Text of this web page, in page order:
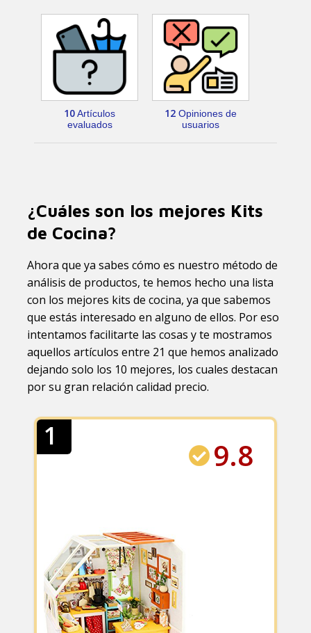
10Artículos
evaluados
12 Opiniones de
usuarios
¿Cuáles son los mejores Kits
de Cocina?
Ahora que ya sabes cómo es nuestro método de
análisis de productos, te hemos hecho una lista
con los mejores kits de cocina, ya que sabemos
que estás interesado en alguno de ellos. Por eso
intentamos facilitarte las cosas y te mostramos
aquellos artículos entre 21 que hemos analizado
dejando solo los 10 mejores, los cuales destacan
por su gran relación calidad precio.
1
9.8